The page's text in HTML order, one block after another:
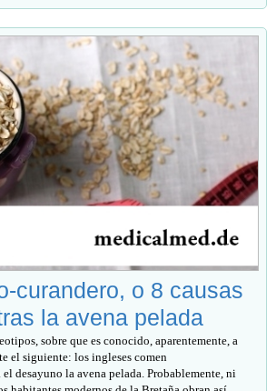
curandero, o 8 causas
la avena pelada
sobre que es conocido, aparentemente, a
el siguiente: los ingleses comen
desayuno la avena pelada. Probablemente, ni